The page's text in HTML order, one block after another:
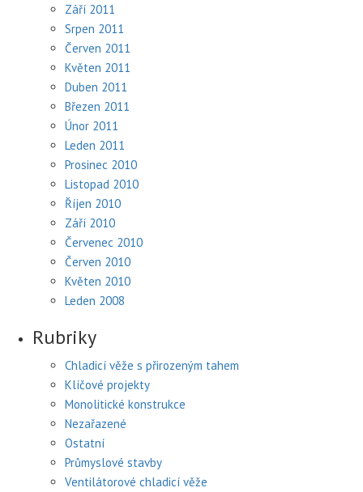
Září 2011
Srpen 2011
Červen 2011
Květen 2011
Duben 2011
Březen 2011
Únor 2011
Leden 2011
Prosinec 2010
Listopad 2010
Říjen 2010
Září 2010
Červenec 2010
Červen 2010
Květen 2010
Leden 2008
Rubriky
Chladicí věže s přirozeným tahem
Klíčové projekty
Monolitické konstrukce
Nezařazené
Ostatní
Průmyslové stavby
Ventilátorové chladicí věže